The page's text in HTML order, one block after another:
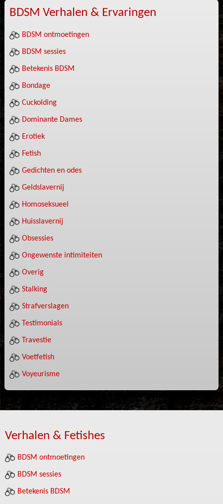
BDSM Verhalen & Ervaringen
BDSM ontmoetingen
BDSM sessies
Betekenis BDSM
Bondage
Cuckolding
Dominante Dames
Erotiek
Fetish
Gedichten en odes
Geldslavernij
Homoseksueel
Huisslavernij
Obsessies
Ongewenste intimiteiten
Overig
Stalking
Strafverslagen
Testimonials
Travestie
Voetfetish
Voyeurisme
Verhalen & Fetishes
BDSM ontmoetingen
BDSM sessies
Betekenis BDSM